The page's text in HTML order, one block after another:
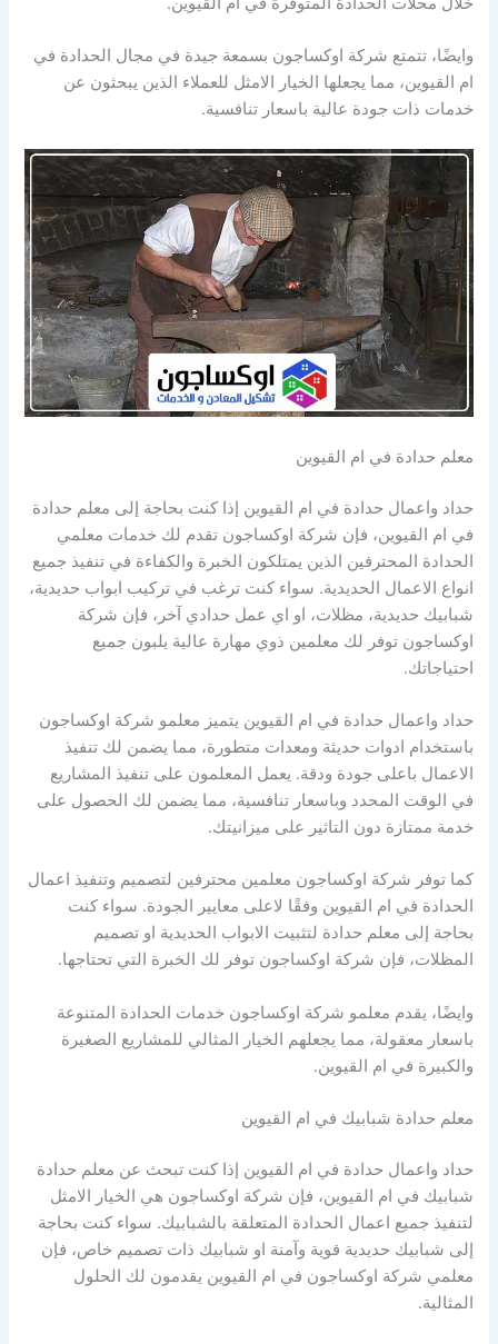
وايضًا، تتمتع شركة اوكساجون بسمعة جيدة في مجال الحدادة في
ام القيوين، مما يجعلها الخيار الامثل للعملاء الذين يبحثون عن
خدمات ذات جودة عالية باسعار تنافسية.
معلم حدادة في ام القيوين
حداد واعمال حدادة في ام القيوين إذا كنت بحاجة إلى معلم حدادة
في ام القيوين، فإن شركة اوكساجون تقدم لك خدمات معلمي
الحدادة المحترفين الذين يمتلكون الخبرة والكفاءة في تنفيذ جميع
انواع الاعمال الحديدية. سواء كنت ترغب في تركيب ابواب حديدية،
شبابيك حديدية، مظلات، او اي عمل حدادي آخر، فإن شركة
اوكساجون توفر لك معلمين ذوي مهارة عالية يلبون جميع
احتياجاتك.
حداد واعمال حدادة في ام القيوين يتميز معلمو شركة اوكساجون
باستخدام ادوات حديثة ومعدات متطورة، مما يضمن لك تنفيذ
الاعمال باعلى جودة ودقة. يعمل المعلمون على تنفيذ المشاريع
في الوقت المحدد وباسعار تنافسية، مما يضمن لك الحصول على
خدمة ممتازة دون التاثير على ميزانيتك.
كما توفر شركة اوكساجون معلمين محترفين لتصميم وتنفيذ اعمال
الحدادة في ام القيوين وفقًا لاعلى معايير الجودة. سواء كنت
بحاجة إلى معلم حدادة لتثبيت الابواب الحديدية او تصميم
المظلات، فإن شركة اوكساجون توفر لك الخبرة التي تحتاجها.
وايضًا، يقدم معلمو شركة اوكساجون خدمات الحدادة المتنوعة
باسعار معقولة، مما يجعلهم الخيار المثالي للمشاريع الصغيرة
والكبيرة في ام القيوين.
معلم حدادة شبابيك في ام القيوين
حداد واعمال حدادة في ام القيوين إذا كنت تبحث عن معلم حدادة
شبابيك في ام القيوين، فإن شركة اوكساجون هي الخيار الامثل
لتنفيذ جميع اعمال الحدادة المتعلقة بالشبابيك. سواء كنت بحاجة
إلى شبابيك حديدية قوية وآمنة او شبابيك ذات تصميم خاص، فإن
معلمي شركة اوكساجون في ام القيوين يقدمون لك الحلول
المثالية.